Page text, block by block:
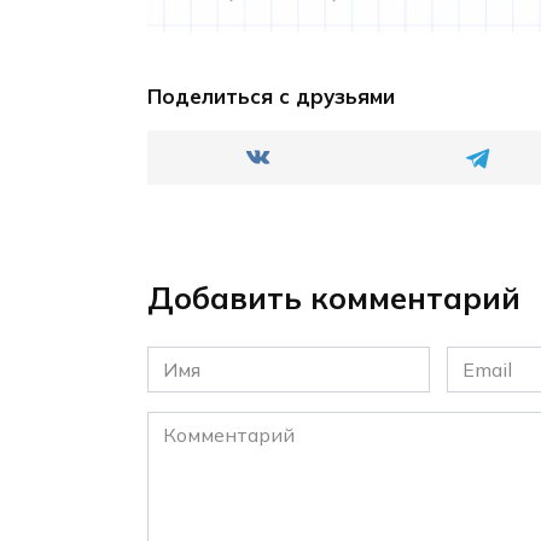
Поделиться с друзьями
Добавить комментарий
Имя
*
Email
*
Комментарий